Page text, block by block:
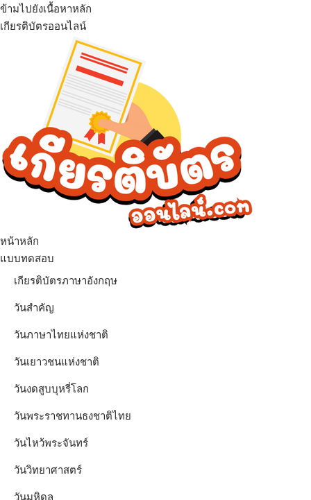
ข้ามไปยังเนื้อหาหลัก
เกียรติบัตรออนไลน์
เมนู
หน้าหลัก
แบบทดสอบ
เกียรติบัตรภาษาอังกฤษ
วันสำคัญ
วันภาษาไทยแห่งชาติ
วันเยาวชนแห่งชาติ
วันงดสูบบุหรี่โลก
วันพระราชทานธงชาติไทย
วันไหว้พระจันทร์​
วันวิทยาศาสตร์
วันมหิดล